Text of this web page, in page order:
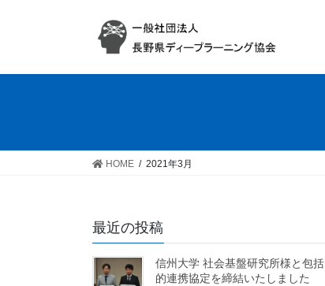
HOME 2021年3月
最近の投稿
信州大学 社会基盤研究所様と包括
的連携協定を締結いたしました